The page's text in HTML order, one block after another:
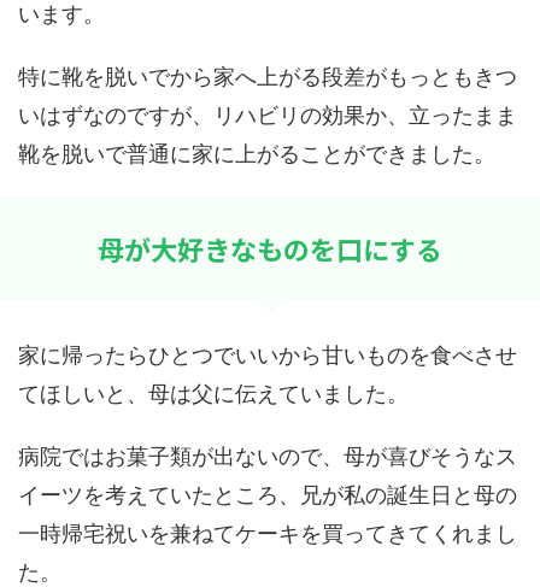
います。
特に靴を脱いでから家へ上がる段差がもっともきつ
いはずなのですが、リハビリの効果か、立ったまま
靴を脱いで普通に家に上がることができました。
母が大好きなものを口にする
家に帰ったらひとつでいいから甘いものを食べさせ
てほしいと、母は父に伝えていました。
病院ではお菓子類が出ないので、母が喜びそうなス
イーツを考えていたところ、兄が私の誕生日と母の
一時帰宅祝いを兼ねてケーキを買ってきてくれまし
た。